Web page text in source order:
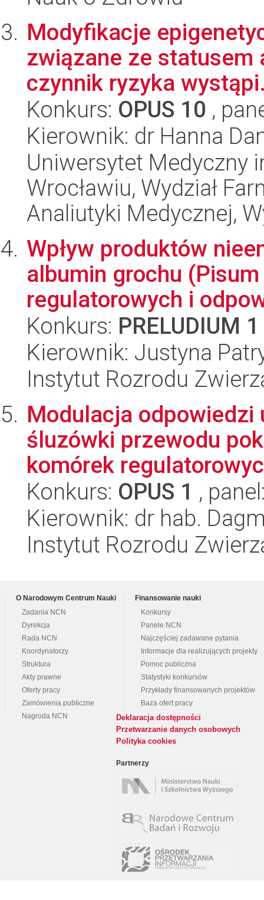
Modyfikacje
związane ze statusem
czynnik ryzyka
Konkurs: OPUS 10 ,
Kierownik: dr Hanna
Uniwersytet Medyczny
Wrocławiu, Wydział
Analiutyki Medycznej,
Wpływ produktów
albumin grochu
regulatorowych i
Konkurs: PRELUDIUM 1
Kierownik: Justyna
Instytut Rozrodu
Modulacja odpowiedzi
śluzówki przewodu
komórek
Konkurs: OPUS 1 ,
Kierownik: dr hab.
Instytut Rozrodu
O Narodowym Centrum Nauki
Zadania NCN
Dyrekcja
Rada NCN
Koordynatorzy
Struktura
Akty prawne
Oferty pracy
Zamówienia publiczne
Nagroda NCN
Finansowanie nauki
Konkursy
Panele NCN
Najczęściej zadawane pytania
Informacje dla realizujących projekty
Pomoc publiczna
Statystyki konkursów
Przykłady finansowanych projektów
Baza ofert pracy
Deklaracja dostępności
Przetwarzanie danych osobowych
Polityka cookies
Partnerzy